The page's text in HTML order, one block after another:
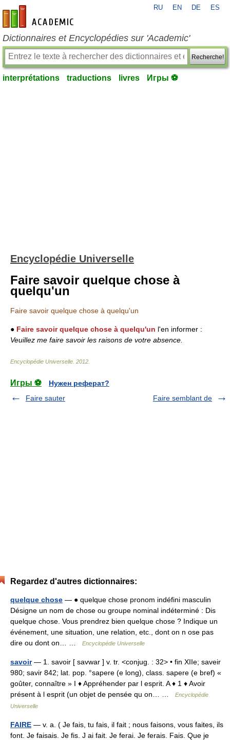
fr-academic.com
RU EN DE ES
Dictionnaires et Encyclopédies sur 'Academic'
Recherche!
interprétations traductions livres Игры ⚽
Encyclopédie Universelle
Faire savoir quelque chose à
quelqu'un
Faire savoir quelque chose à quelqu'un
● Faire savoir quelque chose à quelqu'un l'en informer :
Veuillez me faire savoir les raisons de votre absence.
Encyclopédie Universelle 2012
Игры ⚽
Нужен реферат?
Faire sauter
Faire semblant de
Regardez d'autres dictionnaires:
quelque chose — ● quelque chose pronom indéfini masculin
Désigne un nom de chose ou groupe nominal indéterminé : Dis
quelque chose. Vous prendrez bien quelque chose ? Indique un
événement, une situation, une relation, etc., dont on n ose pas
dire ou dont on… …
Encyclopédie Universelle
savoir— 1. savoir [ savwar ] v. tr. <conjug. : 32> • fin XIIe; saveir
980; savir 842; lat. pop. °sapere (e long), class. sapere (e bref) «
goûter, connaître » I ♦ Appréhender par l esprit. A ♦ 1 ♦ Avoir
présent à l esprit (un objet de pensée qu on… …
Encyclopédie
Universelle
FAIRE — v. a. ( Je fais, tu fais, il fait ; nous faisons, vous faites, ils
font. Je faisais. Je fis. J ai fait. Je ferai. Je ferais. Fais. Que je